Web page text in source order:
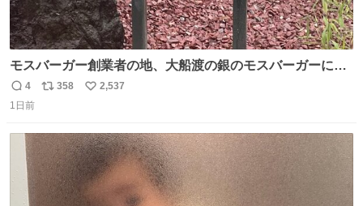
モスバーガー創業者の地、大船渡の銀のモスバーガーに一
礼。
返
信
4
リ
ト
数
358
い
数
2,537
1日前